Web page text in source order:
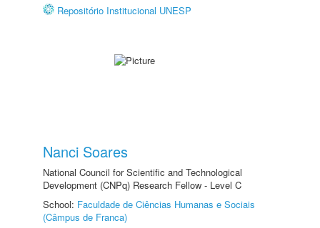
Repositório Institucional UNESP
Nanci Soares
National Council for Scientific and Technological
Development (CNPq) Research Fellow - Level C
School: Faculdade de Ciências Humanas e Sociais
(Câmpus de Franca)